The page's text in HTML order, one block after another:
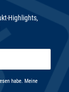
Highlights,
habe. Meine